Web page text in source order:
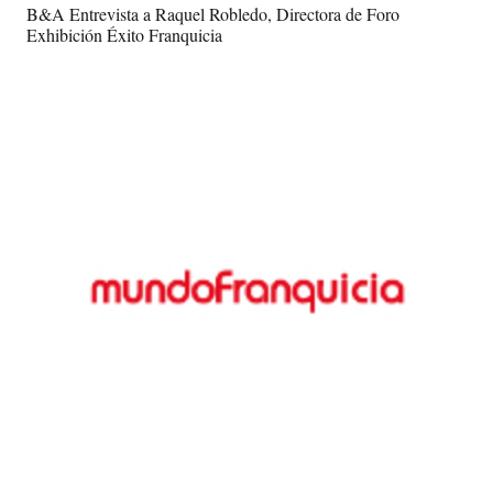
B&A Entrevista a Raquel Robledo, Directora de Foro
Exhibición Éxito Franquicia